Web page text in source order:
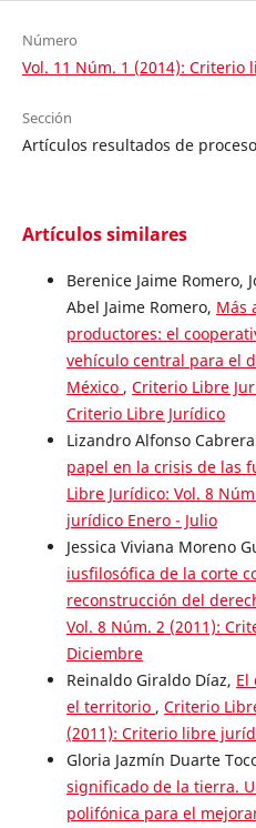
Número
Vol. 11 Núm. 1 (2014): Criterio
Sección
Artículos resultados de
Artículos similares
Berenice Jaime Romero,
Abel Jaime Romero, Más
productores: el
vehículo central para el
México , Criterio Libre
Criterio Libre Jurídico
Lizandro Alfonso
papel en la crisis de las
Libre Jurídico: Vol. 8
jurídico Enero - Julio
Jessica Viviana Moreno
iusfilosófica de la corte
reconstrucción del
Vol. 8 Núm. 2 (2011):
Diciembre
Reinaldo Giraldo Díaz, El
el territorio , Criterio
(2011): Criterio libre
Gloria Jazmín Duarte
significado de la tierra.
polifónica para el